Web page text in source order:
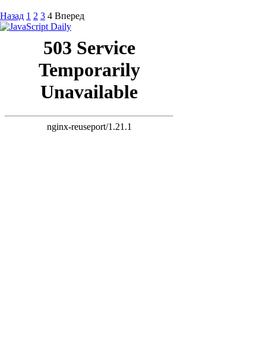
Назад 1 2 3 4 Вперед